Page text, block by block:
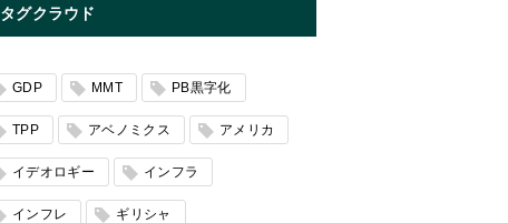
タグクラウド
GDP MMT PB黒字化
TPP アベノミクス アメリカ
イデオロギー インフラ
インフレ ギリシャ